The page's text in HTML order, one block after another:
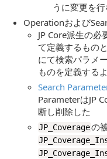
うに変更を
Operationおよび
JP Core派生の
て定義するもの
にて検索パラメ
ものを定義する
Search
ParameterはJP
断し削除した
JP_Coverageの